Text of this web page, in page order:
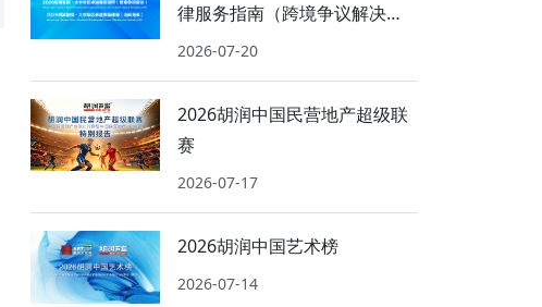
律服务指南（跨境争议解决、
海商海事）
2026-07-20
2026胡润中国民营地产超级联
赛
2026-07-17
2026胡润中国艺术榜
2026-07-14